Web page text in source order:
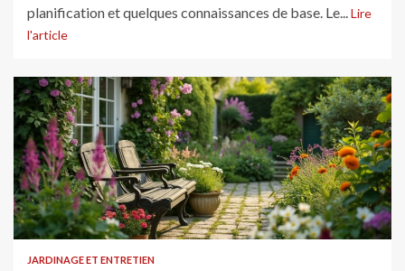
planification et quelques connaissances de base. Le...Lire
l'article
JARDINAGE ET ENTRETIEN